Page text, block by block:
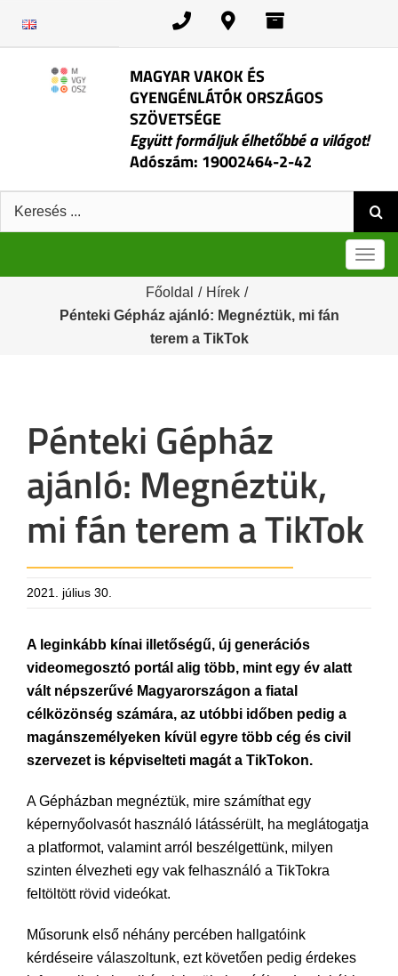
MAGYAR VAKOK ÉS
GYENGÉNLÁTÓK ORSZÁGOS
SZÖVETSÉGE
Együtt formáljuk élhetőbbé a világot!
Adószám: 19002464-2-42
Keresés:
Főoldal / Hírek /
Pénteki Gépház ajánló: Megnéztük, mi fán
terem a TikTok
Pénteki Gépház
ajánló: Megnéztük,
mi fán terem a TikTok
2021. július 30.
A leginkább kínai illetőségű, új generációs
videomegosztó portál alig több, mint egy év alatt
vált népszerűvé Magyarországon a fiatal
célközönség számára, az utóbbi időben pedig a
magánszemélyeken kívül egyre több cég és civil
szervezet is képviselteti magát a TikTokon.
A Gépházban megnéztük, mire számíthat egy
képernyőolvasót használó látássérült, ha meglátogatja
a platformot, valamint arról beszélgettünk, milyen
szinten élvezheti egy vak felhasználó a TikTokra
feltöltött rövid videókat.
Műsorunk első néhány percében hallgatóink
kérdéseire válaszoltunk, ezt követően pedig érdekes